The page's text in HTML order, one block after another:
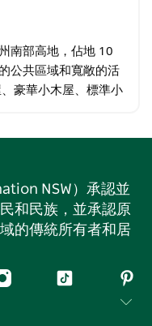
南部高地，佔地 10
公共區域和寬敞的活
豪華小木屋、標準小
NSW）承認並
和民族，並承認原
的傳統所有者和居
Instagram抖